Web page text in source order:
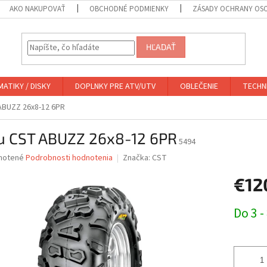
AKO NAKUPOVAŤ OBCHODNÉ PODMIENKY ZÁSADY OCHRANY
HĽADAŤ
/ DISKY DOPLNKY PRE ATV/UTV OBLEČENIE
26x8-12 6PR
CST ABUZZ 26x8-12 6PR 5494
Podrobnosti hodnotenia Značka: CST
cena:
Do 3